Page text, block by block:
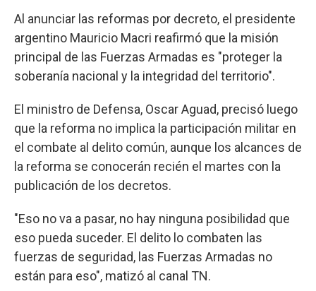
Al anunciar las reformas por decreto, el presidente
argentino Mauricio Macri reafirmó que la misión
principal de las Fuerzas Armadas es "proteger la
soberanía nacional y la integridad del territorio".
El ministro de Defensa, Oscar Aguad, precisó luego
que la reforma no implica la participación militar en
el combate al delito común, aunque los alcances de
la reforma se conocerán recién el martes con la
publicación de los decretos.
"Eso no va a pasar, no hay ninguna posibilidad que
eso pueda suceder. El delito lo combaten las
fuerzas de seguridad, las Fuerzas Armadas no
están para eso", matizó al canal TN.